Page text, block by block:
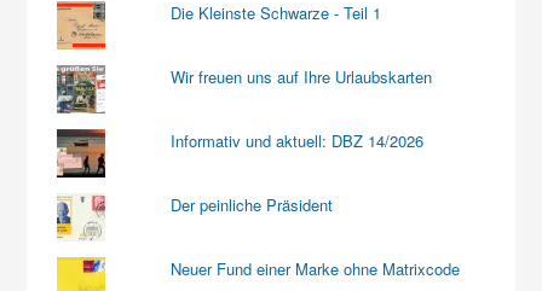
Die Kleinste Schwarze - Teil 1
Wir freuen uns auf Ihre Urlaubskarten
Informativ und aktuell: DBZ 14/2026
Der peinliche Präsident
Neuer Fund einer Marke ohne Matrixcode